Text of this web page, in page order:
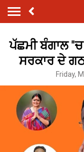
ਪੱਛਮੀ ਬੰਗਾਲ
ਸਰਕਾਰ ਦੇ
Friday,